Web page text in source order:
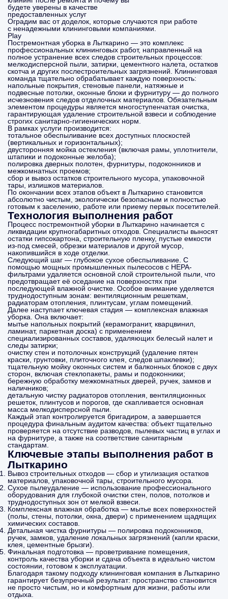
будете уверены в качестве
предоставленных услуг
Оградим вас от доделок, которые случаются при работе
с ненадежными клининговыми компаниями.
Play
Постремонтная уборка в Лыткарино — это комплекс
профессиональных клининговых работ, направленный на
полное устранение всех следов строительных процессов:
мелкодисперсной пыли, затирки, цементного налета, остатков
скотча и других послестроительных загрязнений. Клининговая
команда тщательно обрабатывает каждую поверхность:
напольные покрытия, стеновые панели, натяжные и
подвесные потолки, оконные блоки и фурнитуру — до полного
исчезновения следов отделочных материалов. Обязательным
элементом процедуры является многоступенчатая очистка,
гарантирующая удаление строительной взвеси и соблюдение
строгих санитарно-гигиенических норм.
В рамках услуги производится:
тотальное обеспыливание всех доступных плоскостей
(вертикальных и горизонтальных);
двусторонняя мойка остекления (включая рамы, уплотнители,
штапики и подоконные желоба);
полировка дверных полотен, фурнитуры, подоконников и
межкомнатных проемов;
сбор и вывоз остатков строительного мусора, упаковочной
тары, излишков материалов.
По окончании всех этапов объект в Лыткарино становится
абсолютно чистым, экологически безопасным и полностью
готовым к заселению, работе или приему первых посетителей.
Технология выполнения работ
Процесс постремонтной уборки в Лыткарино начинается с
ликвидации крупногабаритных отходов. Специалисты выносят
остатки гипсокартона, строительную пленку, пустые емкости
из-под смесей, обрезки материалов и другой мусор,
накопившийся в ходе отделки.
Следующий шаг — глубокое сухое обеспыливание. С
помощью мощных промышленных пылесосов с HEPA-
фильтрами удаляется основной слой строительной пыли, что
предотвращает её оседание на поверхностях при
последующей влажной очистке. Особое внимание уделяется
труднодоступным зонам: вентиляционным решеткам,
радиаторам отопления, плинтусам, углам помещений.
Далее наступает ключевая стадия — комплексная влажная
уборка. Она включает:
мытье напольных покрытий (керамогранит, кварцвинил,
ламинат, паркетная доска) с применением
специализированных составов, удаляющих белесый налет и
следы затирки;
очистку стен и потолочных конструкций (удаление пятен
краски, грунтовки, плиточного клея, следов шпаклевки);
тщательную мойку оконных систем и балконных блоков с двух
сторон, включая стеклопакеты, рамы и подоконники;
бережную обработку межкомнатных дверей, ручек, замков и
наличников;
детальную чистку радиаторов отопления, вентиляционных
решеток, плинтусов и порогов, где скапливается основная
масса мелкодисперсной пыли.
Каждый этап контролируется бригадиром, а завершается
процедура финальным аудитом качества: объект тщательно
проверяется на отсутствие разводов, пылевых частиц в углах и
на фурнитуре, а также на соответствие санитарным
стандартам.
Ключевые этапы выполнения работ в
Лыткарино
Вывоз строительных отходов — сбор и утилизация остатков
материалов, упаковочной тары, строительного мусора.
Сухое пылеудаление — использование профессионального
оборудования для глубокой очистки стен, полов, потолков и
труднодоступных зон от мелкой взвеси.
Комплексная влажная обработка — мытье всех поверхностей
(полы, стены, потолки, окна, двери) с применением щадящих
химических составов.
Детальная чистка фурнитуры — полировка подоконников,
ручек, замков, удаление локальных загрязнений (капли краски,
клея, цементные брызги).
Финальная подготовка — проветривание помещения,
контроль качества уборки и сдача объекта в идеально чистом
состоянии, готовом к эксплуатации.
Благодаря такому подходу клининговая компания в Лыткарино
гарантирует безупречный результат: пространство становится
не просто чистым, но и комфортным для жизни, работы или
отдыха.